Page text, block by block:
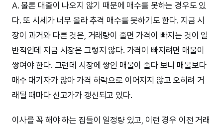
A. 물론 대출이 나오지 않기 때문에 매수를 못하는 경우도 있
다. 또 시세가 너무 올라 추격 매수를 못하기도 한다. 지금 시
장이 과거와 다른 것은, 거래량이 줄면 가격이 빠지는 것이 일
반적인데 지금 시장은 그렇지 않다. 가격이 빠지려면 매물이
쌓여야 한다. 그런데 시장에 쌓인 매물이 줄다 보니 매물보다
매수 대기자가 많아 가격 하락으로 이어지지 않고 오히려 거
래될 때마다 신고가가 갱신되고 있다.
이사를 꼭 해야 하는 집들이 일정량 있고, 이런 경우 이전 거래